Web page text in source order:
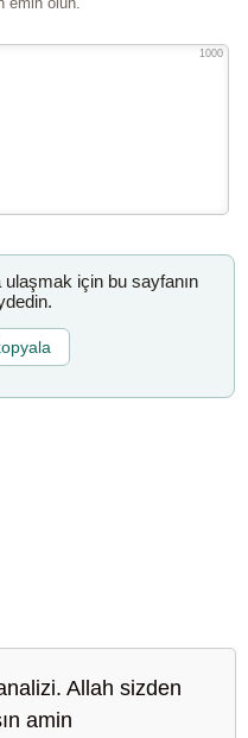
1000
için bu sayfanın
Allah sizden
amin